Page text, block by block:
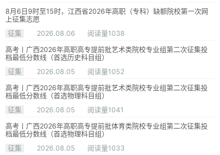
8月6日9时至15时，江西省2026年高职（专科）缺额院校第一次网
上征集志愿
征集
2026.08.06
阅读量1038
高考丨广西2026年高职高专提前批艺术类院校专业组第二次征集投
档最低分数线（首选历史科目组）
征集
2026.08.05
阅读量1052
高考丨广西2026年高职高专提前批艺术类院校专业组第二次征集投
档最低分数线（首选物理科目组）
征集
2026.08.05
阅读量1041
高考丨广西2026年高职高专提前批体育类院校专业组第二次征集投
档最低分数线（首选物理科目组）
征集
2026.08.05
阅读量1033